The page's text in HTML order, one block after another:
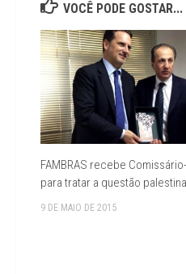
VOCÊ PODE GOSTAR...
FAMBRAS recebe
para tratar a questão palestina
9 DE MAIO DE 2015